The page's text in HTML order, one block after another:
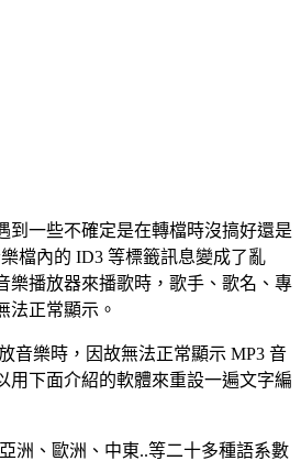
到一些不確定是在轉檔時沒搞好還是
檔內的 ID3 等標籤訊息變成了亂
樂播放器來播歌時，歌手、歌名、專
正常顯示。
音樂時，因故無法正常顯示 MP3 音
用下面介紹的軟體來重設一遍文字編
洲、歐洲、中東..等二十多種語系數